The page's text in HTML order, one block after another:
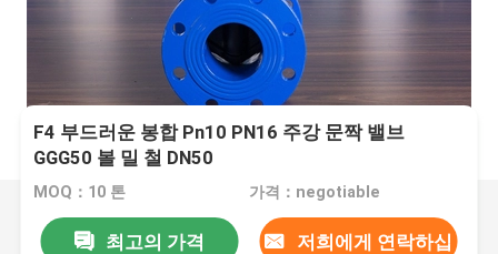
F4 부드러운 봉합 Pn10 PN16 주강 문짝 밸브
GGG50 볼 밀 철 DN50
MOQ：10 톤 가격：negotiable
최고의 가격 저희에게 연락하십